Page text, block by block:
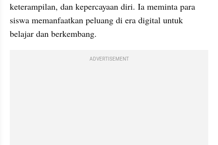
keterampilan, dan kepercayaan diri. Ia meminta para
siswa memanfaatkan peluang di era digital untuk
belajar dan berkembang.
ADVERTISEMENT